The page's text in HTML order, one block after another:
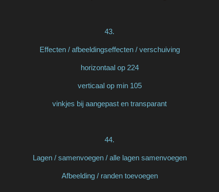
43.
Effecten / afbeeldingseffecten / verschuiving
horizontaal op 224
verticaal op min 105
vinkjes bij aangepast en transparant
44.
Lagen / samenvoegen / alle lagen samenvoegen
Afbeelding / randen toevoegen